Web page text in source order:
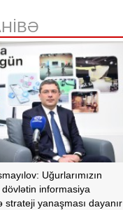
Uğurlarımızın
dövlətin informasiya
strateji yanaşması dayanır